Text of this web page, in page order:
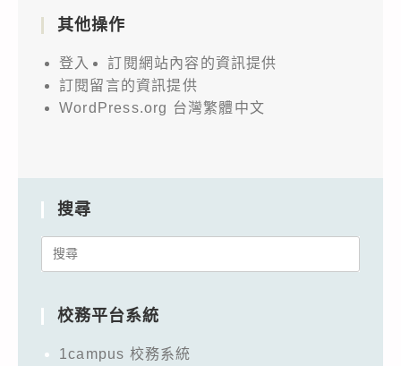
其他操作
登入
訂閱網站內容的資訊提供
訂閱留言的資訊提供
WordPress.org 台灣繁體中文
搜尋
Search
校務平台系統
1campus 校務系統